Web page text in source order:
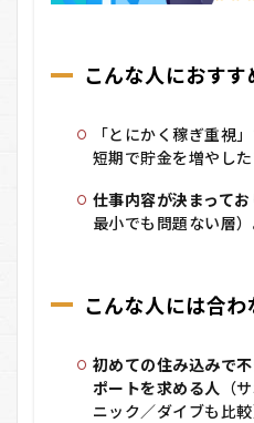
こんな人におすす
「とにかく稼ぎ重視
短期で貯金を増やした
仕事内容が決まって
最小でも問題ない層）
こんな人には合わ
初めての住み込みで
ポートを求める人 （
ニック／ダイブも比較